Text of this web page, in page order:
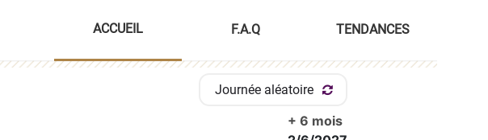
ACCUEIL F.A.Q TENDANCES
Journée aléatoire
+ 6 mois